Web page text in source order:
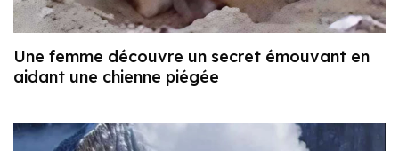
Une femme découvre un secret émouvant en
aidant une chienne piégée